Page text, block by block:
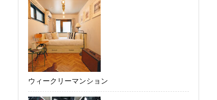
ウィークリーマンション